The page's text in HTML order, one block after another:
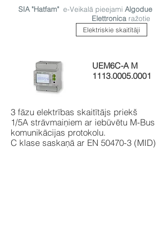
SIA "Hatfam" e-Veikalā pieejami Algodue
Elettronica ražotie
Elektriskie skaitītāji
UEM6C-A M
1113.0005.0001
3 fāzu elektrības skaitītājs priekš
1/5A strāvmaiņiem ar iebūvētu M-Bus
komunikācijas protokolu.
C klase saskaņā ar EN 50470-3 (MID)